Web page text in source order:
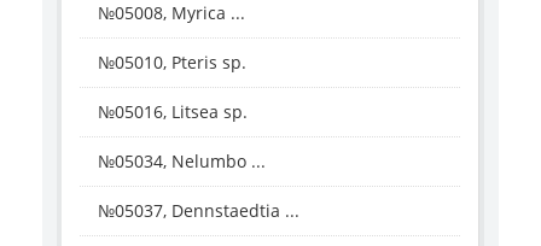
№05008, Myrica ...
№05010, Pteris sp.
№05016, Litsea sp.
№05034, Nelumbo ...
№05037, Dennstaedtia ...